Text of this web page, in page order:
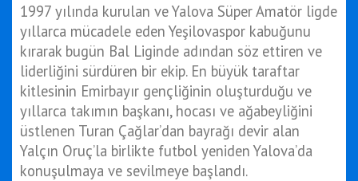
1997 yılında kurulan ve Yalova Süper Amatör ligde
yıllarca mücadele eden Yeşilovaspor kabuğunu
kırarak bugün Bal Liginde adından söz ettiren ve
liderliğini sürdüren bir ekip. En büyük taraftar
kitlesinin Emirbayır gençliğinin oluşturduğu ve
yıllarca takımın başkanı, hocası ve ağabeyliğini
üstlenen Turan Çağlar’dan bayrağı devir alan
Yalçın Oruç’la birlikte futbol yeniden Yalova’da
konuşulmaya ve sevilmeye başlandı.